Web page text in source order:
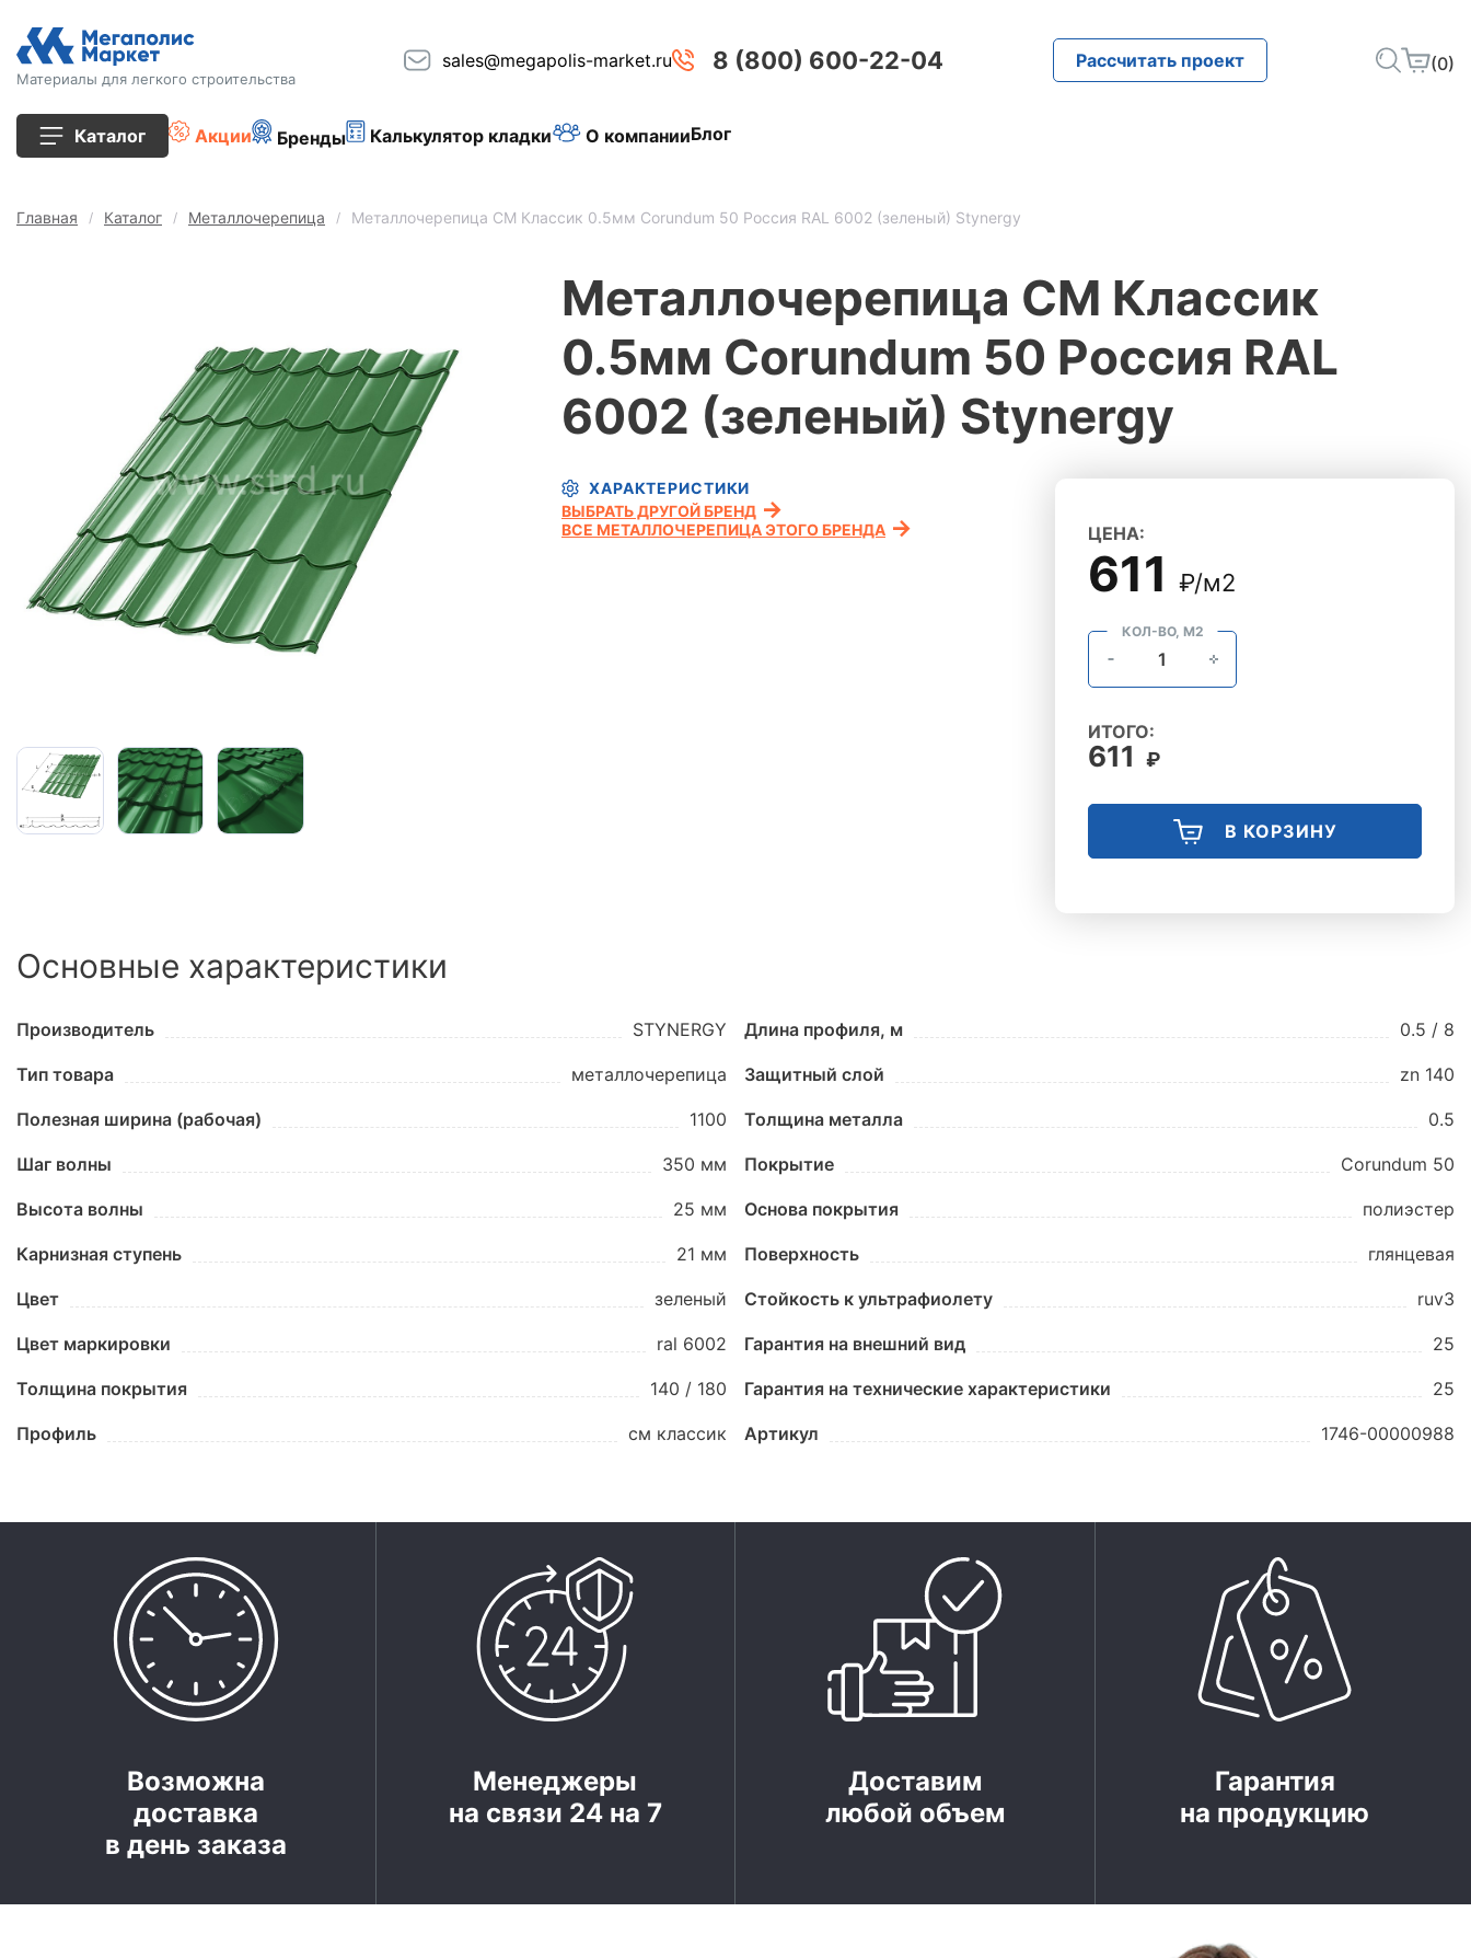
Материалы для легкого строительства
sales@megapolis-market.ru 8 (800) 600-22-04 Рассчитать проект (0)
Каталог
Плиты перекрытия
Сопутствующие товары
Тротуарная плитка
Сайдинг
Металлочерепица
Акции Бренды Калькулятор кладки О компанииБлог
Главная Каталог Металлочерепица Металлочерепица СМ Классик 0.5мм Corundum 50 Россия RAL 6002 (зеленый) Stynergy
Металлочерепица СМ Классик
0.5мм Corundum 50 Россия RAL
6002 (зеленый) Stynergy
ХАРАКТЕРИСТИКИ
ВЫБРАТЬ ДРУГОЙ БРЕНД
ВСЕ МЕТАЛЛОЧЕРЕПИЦА ЭТОГО БРЕНДА
ЦЕНА:
611 ₽/м2
КОЛ-ВО, М2
ИТОГО:
611 ₽
В КОРЗИНУ
Основные характеристики
Производитель STYNERGY
Тип товара металлочерепица
Полезная ширина (рабочая) 1100
Шаг волны 350 мм
Высота волны 25 мм
Карнизная ступень 21 мм
Цвет зеленый
Цвет маркировки ral 6002
Толщина покрытия 140 / 180
Профиль см классик
Длина профиля, м 0.5 / 8
Защитный слой zn 140
Толщина металла 0.5
Покрытие Corundum 50
Основа покрытия полиэстер
Поверхность глянцевая
Стойкость к ультрафиолету ruv3
Гарантия на внешний вид 25
Гарантия на технические характеристики 25
Артикул 1746-00000988
Возможна
доставка
в день заказа
Менеджеры
на связи 24 на 7
Доставим
любой объем
Гарантия
на продукцию